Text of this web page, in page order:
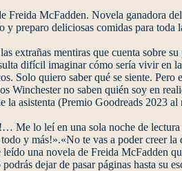
McFadden. Novela ganadora del
preparo deliciosas comidas para toda
mentiras que cuenta sobre
difícil imaginar cómo sería vivir en
Solo quiero saber qué se siente.
Winchester no saben quién soy en
asistenta (Premio Goodreads 2023
Me lo leí en una sola noche de
y más!».«No te vas a poder creer
una novela de Freida McFadden
dejar de pasar páginas hasta su